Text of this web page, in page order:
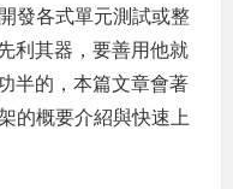
發各式單元測試或整
利其器，要善用他就
半的，本篇文章會著
的概要介紹與快速上